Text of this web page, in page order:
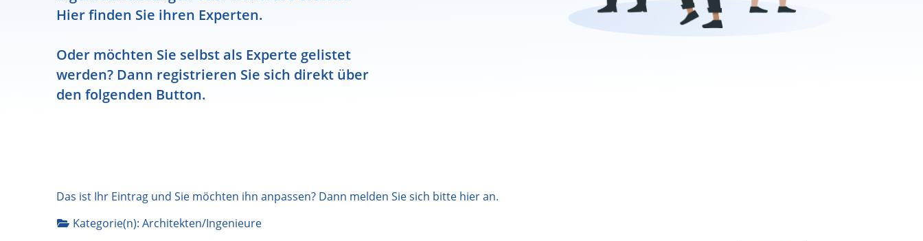
Hier finden Sie ihren Experten.
Oder möchten Sie selbst als Experte gelistet
werden? Dann registrieren Sie sich direkt über
den folgenden Button.
Das ist Ihr Eintrag und Sie möchten ihn anpassen? Dann melden Sie sich bitte hieran.
Kategorie(n): Architekten/Ingenieure